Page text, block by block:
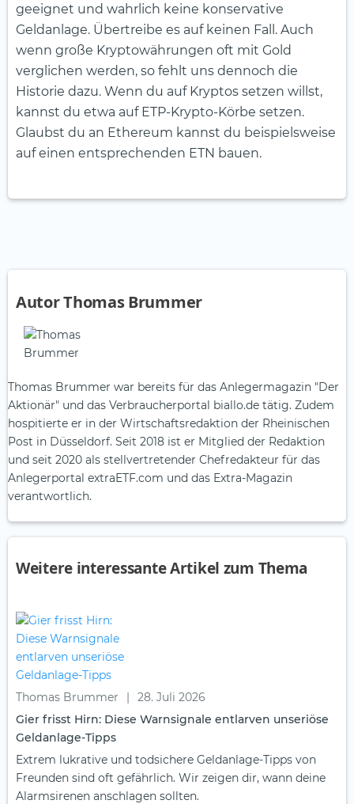
geeignet und wahrlich keine konservative
Geldanlage. Übertreibe es auf keinen Fall. Auch
wenn große Kryptowährungen oft mit Gold
verglichen werden, so fehlt uns dennoch die
Historie dazu. Wenn du auf Kryptos setzen willst,
kannst du etwa auf ETP-Krypto-Körbe setzen.
Glaubst du an Ethereum kannst du beispielsweise
auf einen entsprechenden ETN bauen.
Autor Thomas Brummer
Thomas Brummer war bereits für das Anlegermagazin "Der
Aktionär" und das Verbraucherportal biallo.de tätig. Zudem
hospitierte er in der Wirtschaftsredaktion der Rheinischen
Post in Düsseldorf. Seit 2018 ist er Mitglied der Redaktion
und seit 2020 als stellvertretender Chefredakteur für das
Anlegerportal extraETF.com und das Extra-Magazin
verantwortlich.
Weitere interessante Artikel zum Thema
Thomas Brummer |
28. Juli 2026
Gier frisst Hirn: Diese Warnsignale entlarven unseriöse
Geldanlage-Tipps
Extrem lukrative und todsichere Geldanlage-Tipps von
Freunden sind oft gefährlich. Wir zeigen dir, wann deine
Alarmsirenen anschlagen sollten.